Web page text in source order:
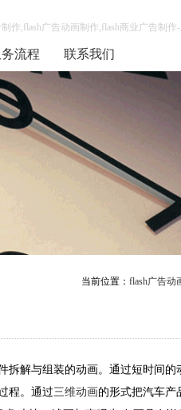
作,flash广告动画制作,flash商业广告制作
务流程 联系我们
当前位置： flash广告动
拆解与组装的动画。通过短时间的
程。通过三维动画的形式把汽车产